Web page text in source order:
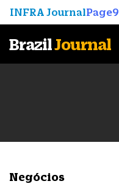
INFRA JournalPage9
BrazilJournal
Negócios